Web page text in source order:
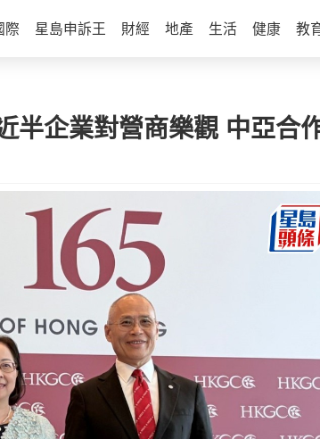
際 星島申訴王 財經 地產 生活 健康 教
半企業對營商樂觀 中亞合